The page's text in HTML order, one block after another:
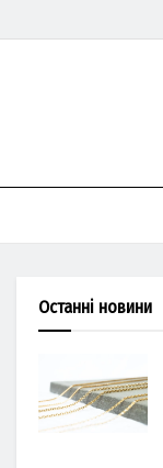
Останні новини